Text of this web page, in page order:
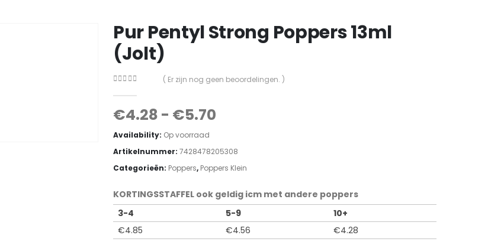
Pur Pentyl Strong Poppers 13ml
(Jolt)
( Er zijn nog geen beoordelingen. )
€4.28 - €5.70
Availability: Op voorraad
Artikelnummer: 7428478205308
Categorieën: Poppers, Poppers Klein
KORTINGSSTAFFEL ook geldig icm met andere poppers
3-4
5-9
10+
€4.85 €4.56 €4.28